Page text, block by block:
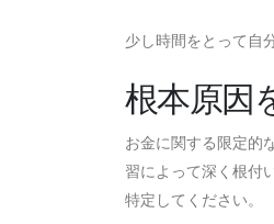
少し時間をとって自
根本原因
お金に関する限定的
習によって深く根付
特定してください。